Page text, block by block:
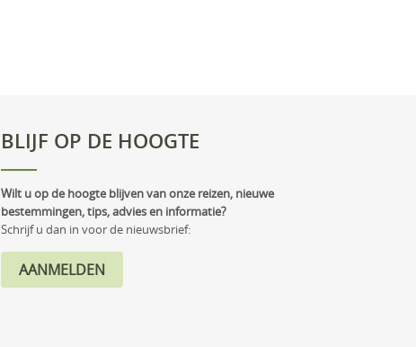
BLIJF OP DE HOOGTE
Wilt u op de hoogte blijven van onze reizen, nieuwe
bestemmingen, tips, advies en informatie?
Schrijf u dan in voor de nieuwsbrief: